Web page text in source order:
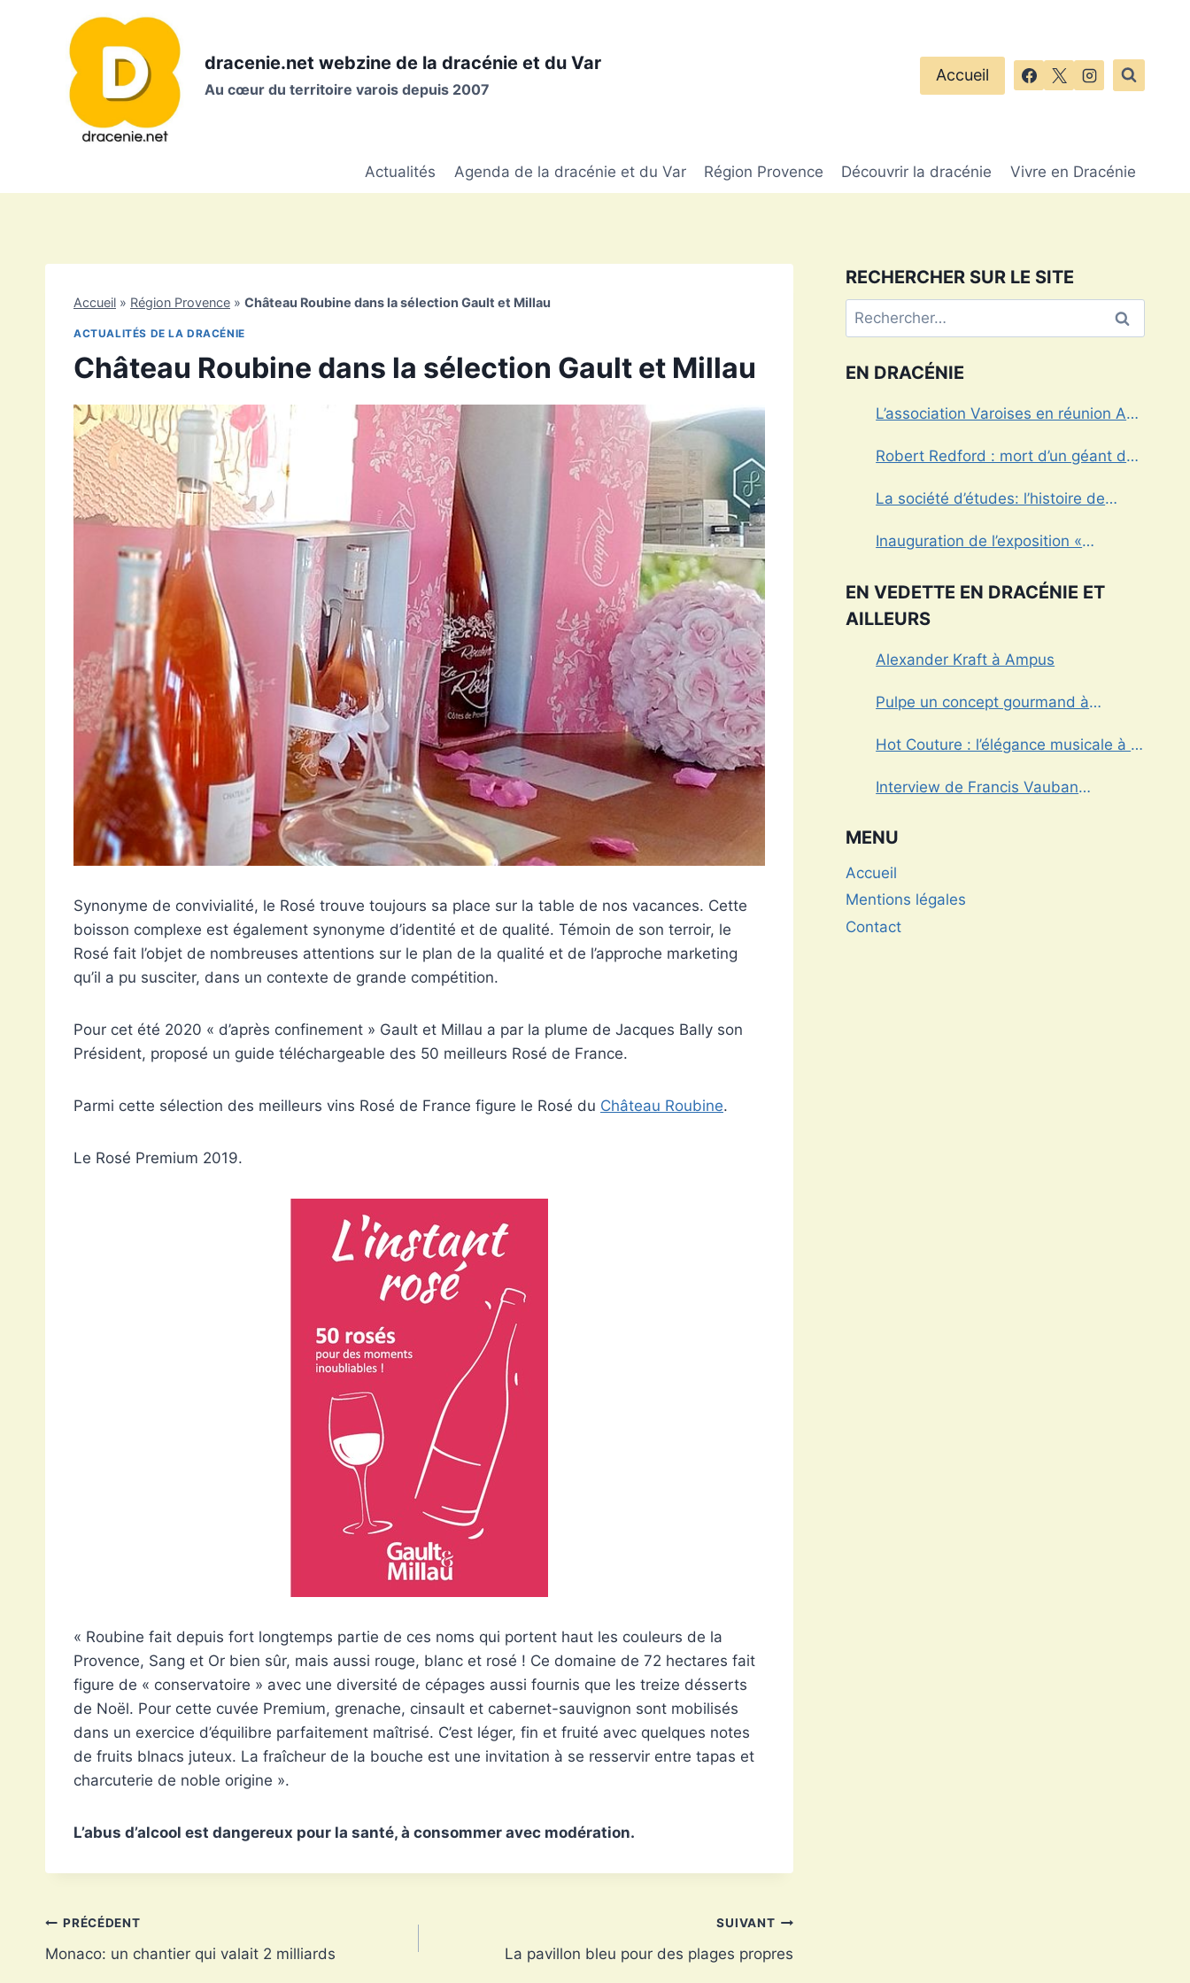
dracenie.net webzine de la dracénie et du Var
Au cœur du territoire varois depuis 2007
Accueil
Actualités Agenda de la dracénie et du Var Région Provence Découvrir la dracénie Vivre en Dracénie
Accueil » Région Provence » Château Roubine dans la sélection Gault et Millau
ACTUALITÉS DE LA DRACÉNIE
Château Roubine dans la sélection Gault et Millau
Synonyme de convivialité, le Rosé trouve toujours sa place sur la table de nos vacances. Cette
boisson complexe est également synonyme d’identité et de qualité. Témoin de son terroir, le
Rosé fait l’objet de nombreuses attentions sur le plan de la qualité et de l’approche marketing
qu’il a pu susciter, dans un contexte de grande compétition.
Pour cet été 2020 « d’après confinement » Gault et Millau a par la plume de Jacques Bally son
Président, proposé un guide téléchargeable des 50 meilleurs Rosé de France.
Parmi cette sélection des meilleurs vins Rosé de France figure le Rosé du Château Roubine.
Le Rosé Premium 2019.
« Roubine fait depuis fort longtemps partie de ces noms qui portent haut les couleurs de la
Provence, Sang et Or bien sûr, mais aussi rouge, blanc et rosé ! Ce domaine de 72 hectares fait
figure de « conservatoire » avec une diversité de cépages aussi fournis que les treize désserts
de Noël. Pour cette cuvée Premium, grenache, cinsault et cabernet-sauvignon sont mobilisés
dans un exercice d’équilibre parfaitement maîtrisé. C’est léger, fin et fruité avec quelques notes
de fruits blnacs juteux. La fraîcheur de la bouche est une invitation à se resservir entre tapas et
charcuterie de noble origine ».
L’abus d’alcool est dangereux pour la santé, à consommer avec modération.
Navigation
de
PRÉCÉDENT
Monaco: un chantier qui valait 2 milliards
SUIVANT
La pavillon bleu pour des plages propres
RECHERCHER SUR LE SITE
Rechercher :
EN DRACÉNIE
L’association Varoises en réunion Aux
Robert Redford : mort d’un géant du
La société d’études: l’histoire de
Inauguration de l’exposition «
EN VEDETTE EN DRACÉNIE ET
AILLEURS
Alexander Kraft à Ampus
Pulpe un concept gourmand à
Hot Couture : l’élégance musicale à la
Interview de Francis Vauban
MENU
Accueil
Mentions légales
Contact